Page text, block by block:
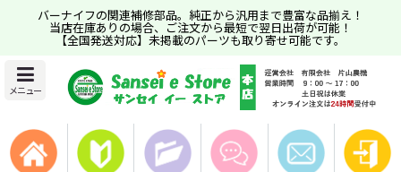
バーナイフの関連補修部品。純正から汎用まで豊富な品揃え！
当店在庫ありの場合、ご注文から最短で翌日出荷が可能！
【全国発送対応】未掲載のパーツも取り寄せ可能です。
メニュー